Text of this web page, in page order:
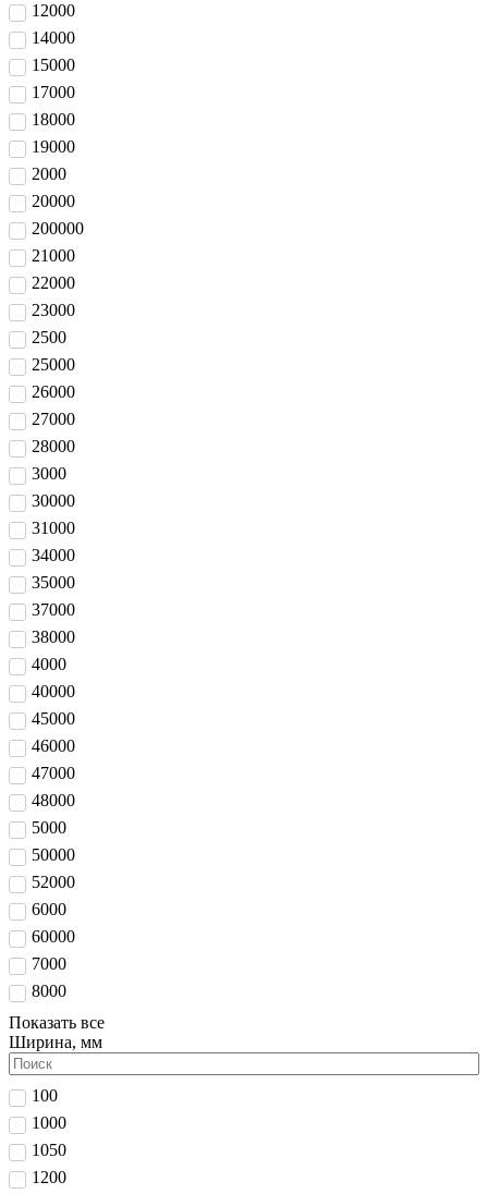
12000
14000
15000
17000
18000
19000
2000
20000
200000
21000
22000
23000
2500
25000
26000
27000
28000
3000
30000
31000
34000
35000
37000
38000
4000
40000
45000
46000
47000
48000
5000
50000
52000
6000
60000
7000
8000
Показать все
Ширина, мм
100
1000
1050
1200